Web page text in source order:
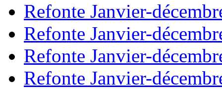
Refonte Janvier-
Refonte Janvier-
Refonte Janvier-
Refonte Janvier-